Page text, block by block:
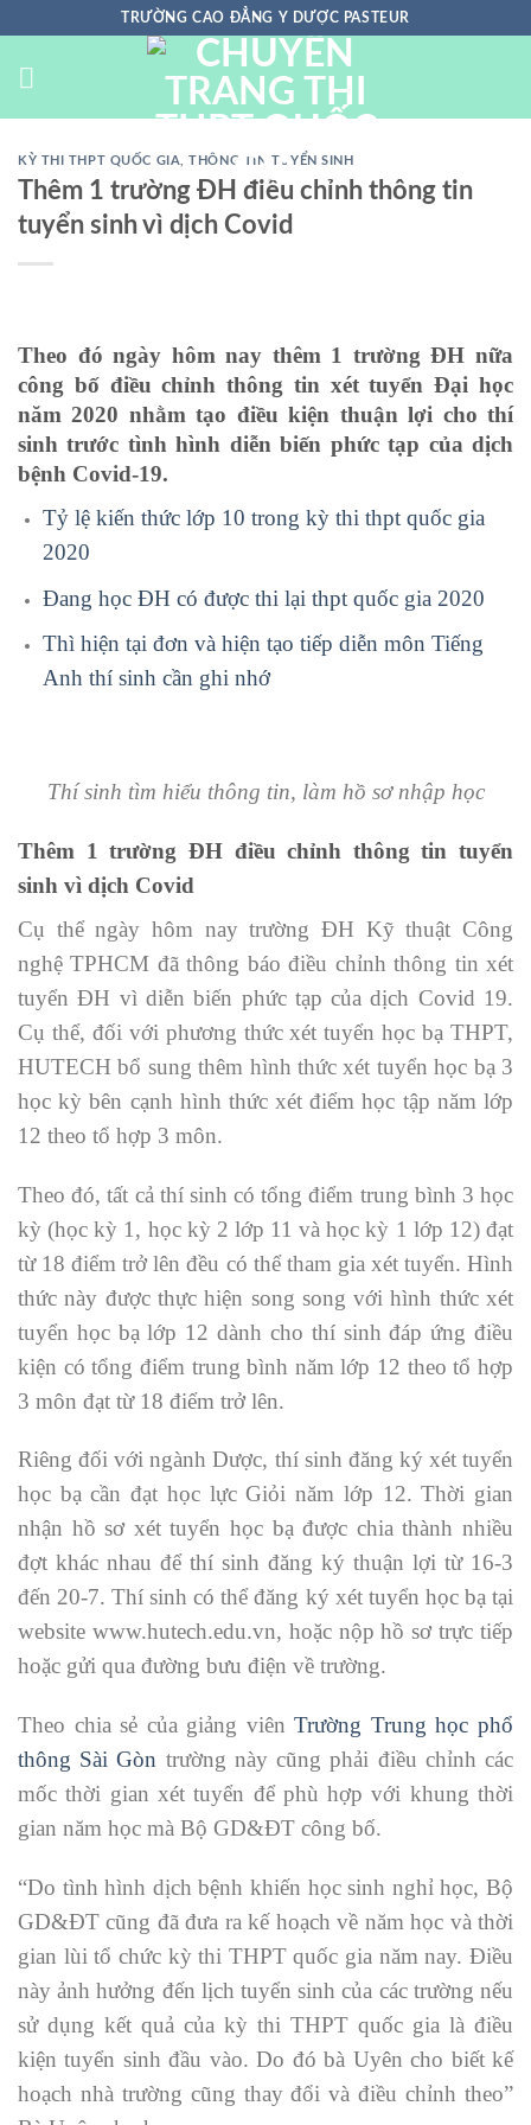
nội
TRƯỜNG CAO ĐẲNG Y DƯỢC PASTEUR
KỲ THI THPT QUỐC GIA ,THÔNG TIN TUYỂN SINH
Thêm 1 trường ĐH điều chỉnh thông tin
tuyển sinh vì dịch Covid
Theo đó ngày hôm nay thêm 1 trường ĐH nữa
công bố điều chỉnh thông tin xét tuyển Đại học
năm 2020 nhằm tạo điều kiện thuận lợi cho thí
sinh trước tình hình diễn biến phức tạp của dịch
bệnh Covid-19.
Tỷ lệ kiến thức lớp 10 trong kỳ thi thpt quốc gia
2020
Đang học ĐH có được thi lại thpt quốc gia 2020
Thì hiện tại đơn và hiện tạo tiếp diễn môn Tiếng
Anh thí sinh cần ghi nhớ
Thí sinh tìm hiểu thông tin, làm hồ sơ nhập học
Thêm 1 trường ĐH điều chỉnh thông tin tuyển
sinh vì dịch Covid
Cụ thể ngày hôm nay trường ĐH Kỹ thuật Công
nghệ TPHCM đã thông báo điều chỉnh thông tin xét
tuyển ĐH vì diễn biến phức tạp của dịch Covid 19.
Cụ thể, đối với phương thức xét tuyển học bạ THPT,
HUTECH bổ sung thêm hình thức xét tuyển học bạ 3
học kỳ bên cạnh hình thức xét điểm học tập năm lớp
12 theo tổ hợp 3 môn.
Theo đó, tất cả thí sinh có tổng điểm trung bình 3 học
kỳ (học kỳ 1, học kỳ 2 lớp 11 và học kỳ 1 lớp 12) đạt
từ 18 điểm trở lên đều có thể tham gia xét tuyển. Hình
thức này được thực hiện song song với hình thức xét
tuyển học bạ lớp 12 dành cho thí sinh đáp ứng điều
kiện có tổng điểm trung bình năm lớp 12 theo tổ hợp
3 môn đạt từ 18 điểm trở lên.
Riêng đối với ngành Dược, thí sinh đăng ký xét tuyển
học bạ cần đạt học lực Giỏi năm lớp 12. Thời gian
nhận hồ sơ xét tuyển học bạ được chia thành nhiều
đợt khác nhau để thí sinh đăng ký thuận lợi từ 16-3
đến 20-7. Thí sinh có thể đăng ký xét tuyển học bạ tại
website www.hutech.edu.vn, hoặc nộp hồ sơ trực tiếp
hoặc gửi qua đường bưu điện về trường.
Theo chia sẻ của giảng viênTrường Trung học phổ
thông Sài Gòn trường này cũng phải điều chỉnh các
mốc thời gian xét tuyển để phù hợp với khung thời
gian năm học mà Bộ GD&ĐT công bố.
“Do tình hình dịch bệnh khiến học sinh nghỉ học, Bộ
GD&ĐT cũng đã đưa ra kế hoạch về năm học và thời
gian lùi tổ chức kỳ thi THPT quốc gia năm nay. Điều
này ảnh hưởng đến lịch tuyển sinh của các trường nếu
sử dụng kết quả của kỳ thi THPT quốc gia là điều
kiện tuyển sinh đầu vào. Do đó bà Uyên cho biết kế
hoạch nhà trường cũng thay đổi và điều chỉnh theo”